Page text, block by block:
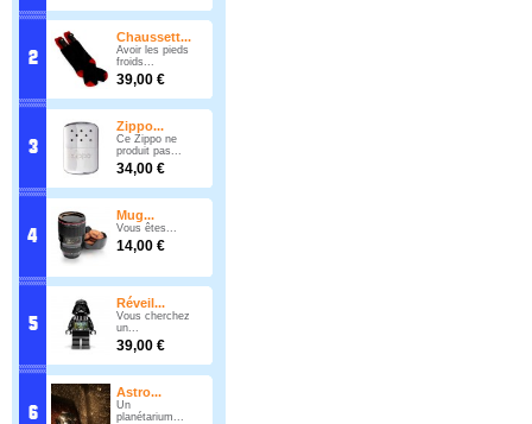
Chaussett...
Avoir les pieds
froids...
39,00 €
Zippo...
Ce Zippo ne
produit pas...
34,00 €
Mug...
Vous êtes...
14,00 €
Réveil...
Vous cherchez
un...
39,00 €
Astro...
Un
planétarium...